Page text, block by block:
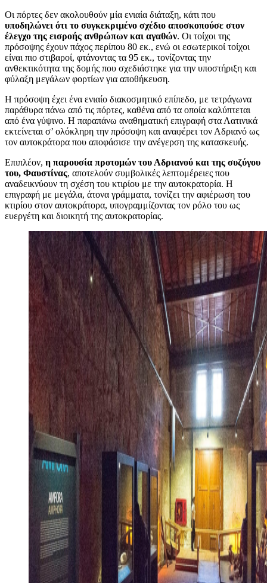
Οι πόρτες δεν ακολουθούν μία ενιαία διάταξη, κάτι που
υποδηλώνει ότι το συγκεκριμένο σχέδιο αποσκοπούσε στον
έλεγχο της εισροής ανθρώπων και αγαθών. Οι τοίχοι της
πρόσοψης έχουν πάχος περίπου 80 εκ., ενώ οι εσωτερικοί τοίχοι
είναι πιο στιβαροί, φτάνοντας τα 95 εκ., τονίζοντας την
ανθεκτικότητα της δομής που σχεδιάστηκε για την υποστήριξη και
φύλαξη μεγάλων φορτίων για αποθήκευση.
Η πρόσοψη έχει ένα ενιαίο διακοσμητικό επίπεδο, με τετράγωνα
παράθυρα πάνω από τις πόρτες, καθένα από τα οποία καλύπτεται
από ένα γύψινο. Η παραπάνω αναθηματική επιγραφή στα Λατινικά
εκτείνεται σ’ ολόκληρη την πρόσοψη και αναφέρει τον Αδριανό ως
τον αυτοκράτορα που αποφάσισε την ανέγερση της κατασκευής.
Επιπλέον, η παρουσία προτομών του Αδριανού και της συζύγου
του, Φαυστίνας, αποτελούν συμβολικές λεπτομέρειες που
αναδεικνύουν τη σχέση του κτιρίου με την αυτοκρατορία. Η
επιγραφή με μεγάλα, άτονα γράμματα, τονίζει την αφιέρωση του
κτιρίου στον αυτοκράτορα, υπογραμμίζοντας τον ρόλο του ως
ευεργέτη και διοικητή της αυτοκρατορίας.